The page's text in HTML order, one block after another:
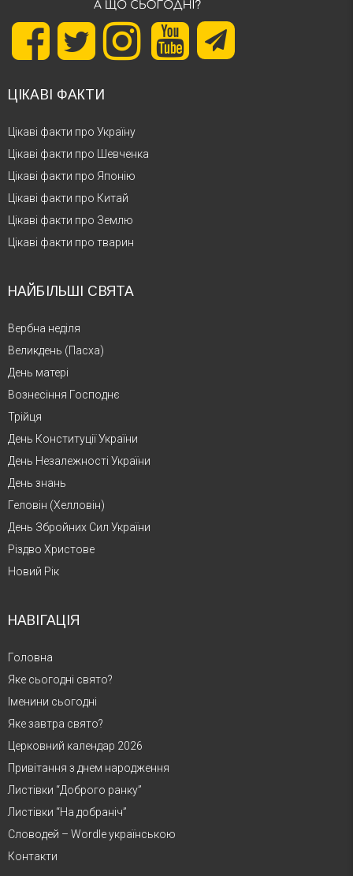
ЦІКАВІ ФАКТИ
Цікаві факти про Україну
Цікаві факти про Шевченка
Цікаві факти про Японію
Цікаві факти про Китай
Цікаві факти про Землю
Цікаві факти про тварин
НАЙБІЛЬШІ СВЯТА
Вербна неділя
Великдень (Пасха)
День матері
Вознесіння Господнє
Трійця
День Конституції України
День Незалежності України
День знань
Геловін (Хелловін)
День Збройних Сил України
Різдво Христове
Новий Рік
НАВІГАЦІЯ
Головна
Яке сьогодні свято?
Іменини сьогодні
Яке завтра свято?
Церковний календар 2026
Привітання з днем народження
Листівки “Доброго ранку”
Листівки “На добраніч”
Словодей – Wordle українською
Контакти